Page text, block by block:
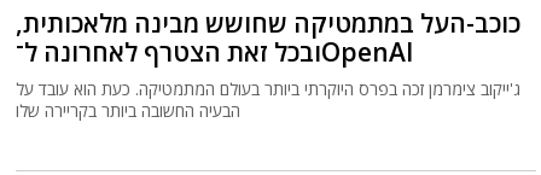
כוכב-העל במתמטיקה שחושש מבינה מלאכותית,
ובכל זאת הצטרף לאחרונה ל־OpenAI
ג'ייקוב צימרמן זכה בפרס היוקרתי ביותר בעולם המתמטיקה. כעת הוא עובד על
הבעיה החשובה ביותר בקריירה שלו